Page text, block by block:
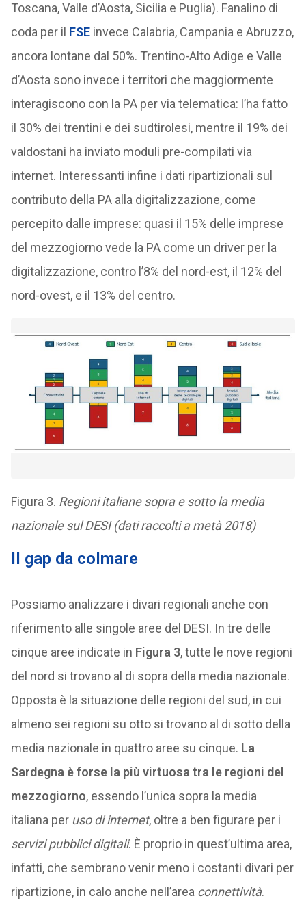
Toscana, Valle d’Aosta, Sicilia e Puglia). Fanalino di
coda per il FSEinvece Calabria, Campania e Abruzzo,
ancora lontane dal 50%. Trentino-Alto Adige e Valle
d’Aosta sono invece i territori che maggiormente
interagiscono con la PA per via telematica: l’ha fatto
il 30% dei trentini e dei sudtirolesi, mentre il 19% dei
valdostani ha inviato moduli pre-compilati via
internet. Interessanti infine i dati ripartizionali sul
contributo della PA alla digitalizzazione, come
percepito dalle imprese: quasi il 15% delle imprese
del mezzogiorno vede la PA come un driver per la
digitalizzazione, contro l’8% del nord-est, il 12% del
nord-ovest, e il 13% del centro.
Figura 3. Regioni italiane sopra e sotto la media
nazionale sul DESI (dati raccolti a metà 2018)
Il gap da colmare
Possiamo analizzare i divari regionali anche con
riferimento alle singole aree del DESI. In tre delle
cinque aree indicate in Figura 3, tutte le nove regioni
del nord si trovano al di sopra della media nazionale.
Opposta è la situazione delle regioni del sud, in cui
almeno sei regioni su otto si trovano al di sotto della
media nazionale in quattro aree su cinque. La
Sardegna è forse la più virtuosa tra le regioni del
mezzogiorno, essendo l’unica sopra la media
italiana per uso di internet, oltre a ben figurare per i
servizi pubblici digitali. È proprio in quest’ultima area,
infatti, che sembrano venir meno i costanti divari per
ripartizione, in calo anche nell’area connettività.